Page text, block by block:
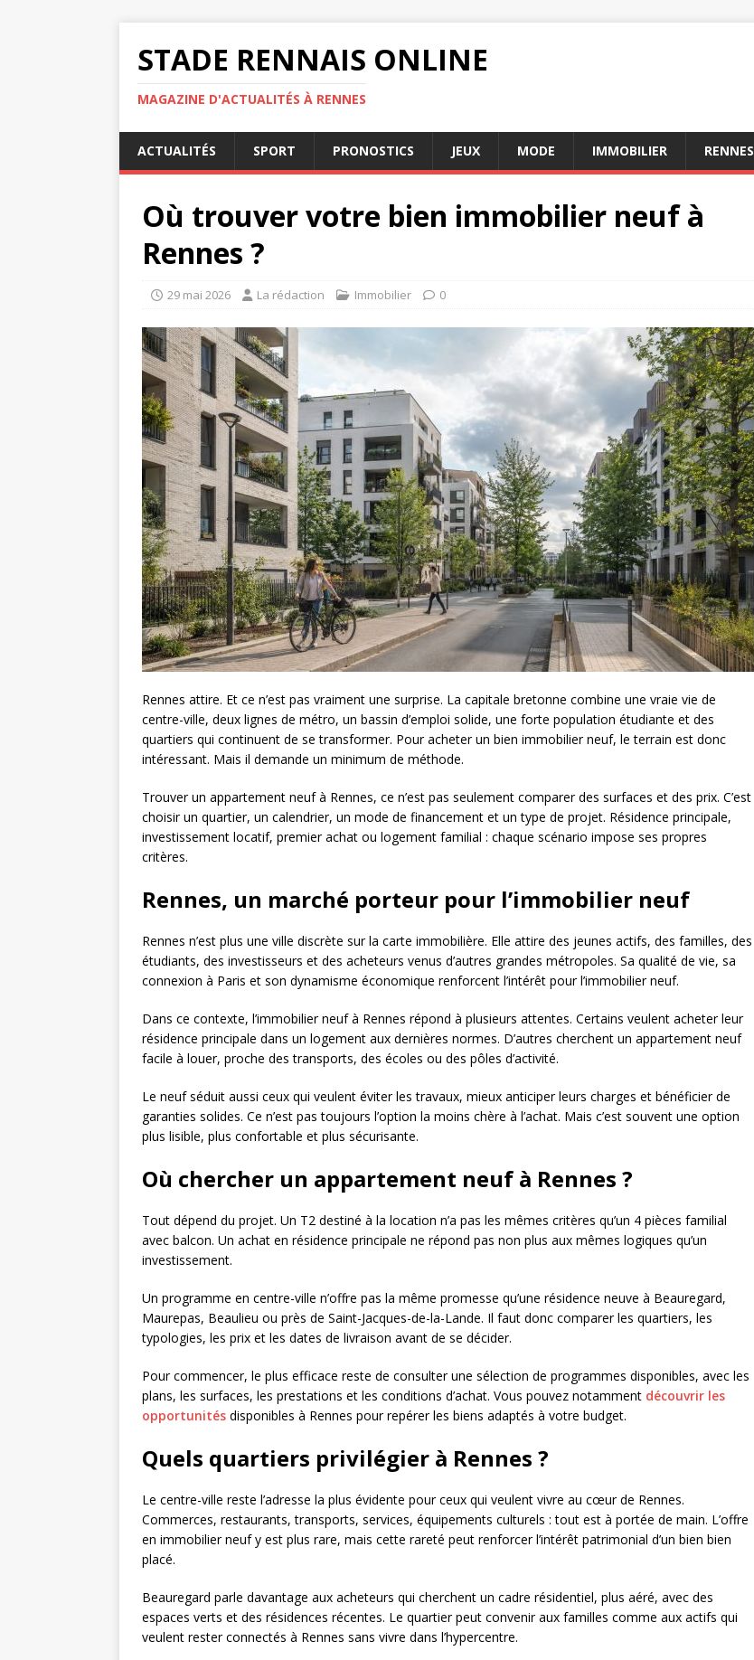
STADE RENNAIS ONLINE
MAGAZINE D'ACTUALITÉS À RENNES
ACTUALITÉS SPORT PRONOSTICS JEUX MODE IMMOBILIER RENNES
Où trouver votre bien immobilier neuf à
Rennes ?
29 mai 2026 La rédaction Immobilier 0
Rennes attire. Et ce n’est pas vraiment une surprise. La capitale bretonne combine une vraie vie de
centre-ville, deux lignes de métro, un bassin d’emploi solide, une forte population étudiante et des
quartiers qui continuent de se transformer. Pour acheter un bien immobilier neuf, le terrain est donc
intéressant. Mais il demande un minimum de méthode.
Trouver un appartement neuf à Rennes, ce n’est pas seulement comparer des surfaces et des prix. C’est
choisir un quartier, un calendrier, un mode de financement et un type de projet. Résidence principale,
investissement locatif, premier achat ou logement familial : chaque scénario impose ses propres
critères.
Rennes, un marché porteur pour l’immobilier neuf
Rennes n’est plus une ville discrète sur la carte immobilière. Elle attire des jeunes actifs, des familles, des
étudiants, des investisseurs et des acheteurs venus d’autres grandes métropoles. Sa qualité de vie, sa
connexion à Paris et son dynamisme économique renforcent l’intérêt pour l’immobilier neuf.
Dans ce contexte, l’immobilier neuf à Rennes répond à plusieurs attentes. Certains veulent acheter leur
résidence principale dans un logement aux dernières normes. D’autres cherchent un appartement neuf
facile à louer, proche des transports, des écoles ou des pôles d’activité.
Le neuf séduit aussi ceux qui veulent éviter les travaux, mieux anticiper leurs charges et bénéficier de
garanties solides. Ce n’est pas toujours l’option la moins chère à l’achat. Mais c’est souvent une option
plus lisible, plus confortable et plus sécurisante.
Où chercher un appartement neuf à Rennes ?
Tout dépend du projet. Un T2 destiné à la location n’a pas les mêmes critères qu’un 4 pièces familial
avec balcon. Un achat en résidence principale ne répond pas non plus aux mêmes logiques qu’un
investissement.
Un programme en centre-ville n’offre pas la même promesse qu’une résidence neuve à Beauregard,
Maurepas, Beaulieu ou près de Saint-Jacques-de-la-Lande. Il faut donc comparer les quartiers, les
typologies, les prix et les dates de livraison avant de se décider.
Pour commencer, le plus efficace reste de consulter une sélection de programmes disponibles, avec les
plans, les surfaces, les prestations et les conditions d’achat. Vous pouvez notamment découvrir les
opportunités disponibles à Rennes pour repérer les biens adaptés à votre budget.
Quels quartiers privilégier à Rennes ?
Le centre-ville reste l’adresse la plus évidente pour ceux qui veulent vivre au cœur de Rennes.
Commerces, restaurants, transports, services, équipements culturels : tout est à portée de main. L’offre
en immobilier neuf y est plus rare, mais cette rareté peut renforcer l’intérêt patrimonial d’un bien bien
placé.
Beauregard parle davantage aux acheteurs qui cherchent un cadre résidentiel, plus aéré, avec des
espaces verts et des résidences récentes. Le quartier peut convenir aux familles comme aux actifs qui
veulent rester connectés à Rennes sans vivre dans l’hypercentre.